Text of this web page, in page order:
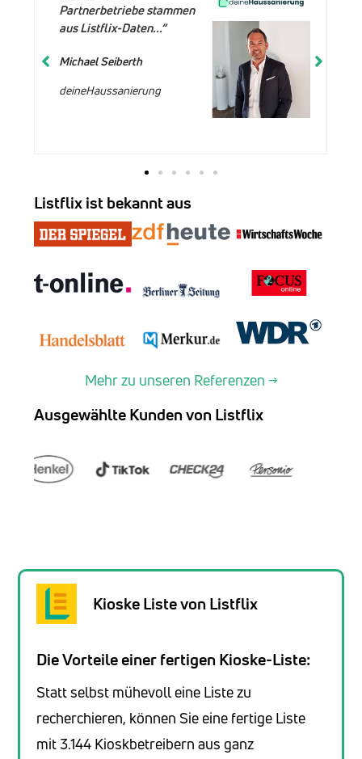
Partnerbetriebe stammen
aus Listflix-Daten...“
Michael Seiberth
deineHaussanierung
Listflix ist bekannt aus
Mehr zu unseren Referenzen →
Ausgewählte Kunden von Listflix
Kioske Liste von Listflix
Die Vorteile einer fertigen Kioske-Liste:
Statt selbst mühevoll eine Liste zu
recherchieren, können Sie eine fertige Liste
mit 3.144 Kioskbetreibern aus ganz